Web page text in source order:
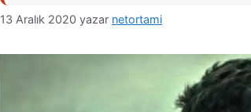
13 Aralık 2020 yazar netortami